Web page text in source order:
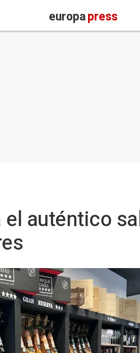
europapress
el auténtico